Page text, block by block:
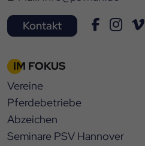
Kontakt
IM FOKUS
Vereine
Pferdebetriebe
Abzeichen
Seminare PSV Hannover